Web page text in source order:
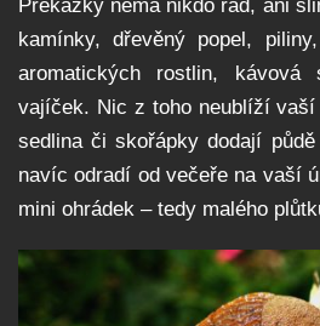
Překážky nemá nikdo rád, ani
kamínky, dřevěný popel,
aromatických rostlin, kávová
vajíček. Nic z toho neublíží vaší
sedlina či skořápky dodají
navíc odradí od večeře na vaší
mini ohrádek – tedy malého